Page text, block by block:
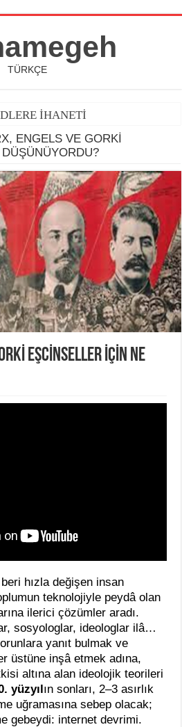
TÜRKÇE
İHANETİ
TOP ARDINDA
ENGELS VE GORKİ
EŞCİNSELLER İÇİN NE
beri hızla değişen insan
teknolojiyle peydâ olan
ilerici çözümler aradı.
sosyologlar, ideologlar ilâ…
yanıt bulmak ve
üstüne inşâ etmek adına,
altına alan ideolojik teorileri
yüzyılın sonları, 2–3 asırlık
uğramasına sebep olacak;
gebeydi: internet devrimi.